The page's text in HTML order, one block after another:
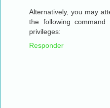
Alternatively, you may
the following command
privileges:
Responder